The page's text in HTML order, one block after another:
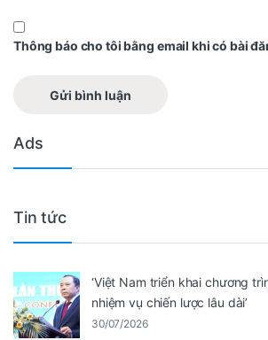
Thông báo cho tôi bằng email khi có bài
Ads
Tin tức
‘Việt Nam triển khai chương
nhiệm vụ chiến lược lâu dài’
30/07/2026